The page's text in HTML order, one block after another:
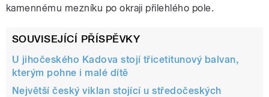
kamennému mezníku po okraji přilehlého pole.
SOUVISEJÍCÍ PŘÍSPĚVKY
U jihočeského Kadova stojí třicetitunový balvan,
kterým pohne i malé dítě
Největší český viklan stojící u středočeských